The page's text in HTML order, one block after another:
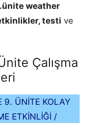
weather
testi ve
Çalışma
9. ÜNİTE KOLAY
ETKİNLİĞİ /